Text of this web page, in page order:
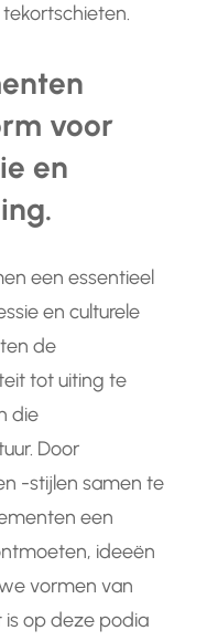
voor
en
een essentieel
en culturele
de
tot uiting te
die
Door
-stijlen samen te
een
ideeën
vormen van
op deze podia